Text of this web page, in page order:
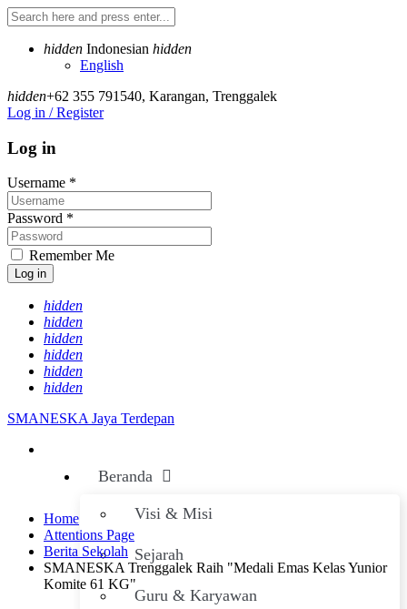
hidden Indonesian hidden
English
hidden+62 355 791540, Karangan, Trenggalek
Log in / Register
Log in
Username *
Password *
Remember Me
Log in
hidden
hidden
hidden
hidden
hidden
hidden
SMANESKA Jaya Terdepan
Beranda
Visi & Misi
Sejarah
Guru & Karyawan
Home
Attentions Page
Berita Sekolah
SMANESKA Trenggalek Raih "Medali Emas Kelas Yunior
Komite 61 KG"